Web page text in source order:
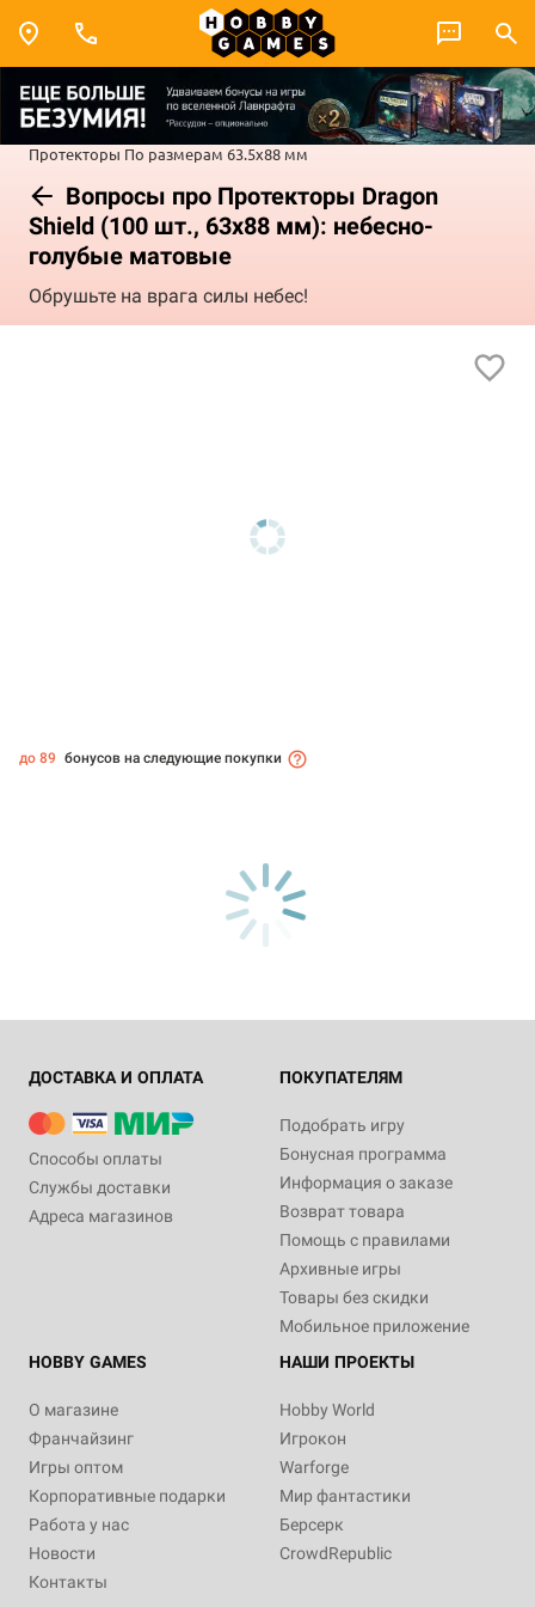
Протекторы По размерам 63.5x88 мм
Вопросы про Протекторы Dragon
Shield (100 шт., 63х88 мм): небесно-
голубые матовые
Обрушьте на врага силы небес!
до 89 бонусов на следующие покупки
ДОСТАВКА И ОПЛАТА
Способы оплаты
Службы доставки
Адреса магазинов
ПОКУПАТЕЛЯМ
Подобрать игру
Бонусная программа
Информация о заказе
Возврат товара
Помощь с правилами
Архивные игры
Товары без скидки
Мобильное приложение
HOBBY GAMES
О магазине
Франчайзинг
Игры оптом
Корпоративные подарки
Работа у нас
Новости
Контакты
НАШИ ПРОЕКТЫ
Hobby World
Игрокон
Warforge
Мир фантастики
Берсерк
CrowdRepublic